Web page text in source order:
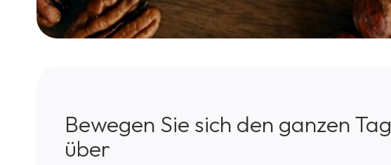
Bewegen Sie sich den ganzen Tag
über